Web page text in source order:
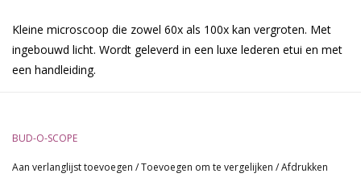
Kleine microscoop die zowel 60x als 100x kan vergroten. Met
ingebouwd licht. Wordt geleverd in een luxe lederen etui en met
een handleiding.
60 - 100x mircroscope zoom w LED
BUD-O-SCOPE
Aan verlanglijst toevoegen /Toevoegen om te vergelijken /Afdrukken